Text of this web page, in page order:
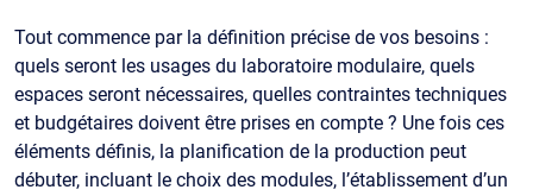
Tout commence par la définition précise de vos besoins :
quels seront les usages du laboratoire modulaire, quels
espaces seront nécessaires, quelles contraintes techniques
et budgétaires doivent être prises en compte ? Une fois ces
éléments définis, la planification de la production peut
débuter, incluant le choix des modules, l’établissement d’un